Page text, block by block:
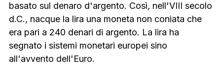
basato sul denaro d'argento. Così, nell'VIII secolo
d.C., nacque la lira una moneta non coniata che
era pari a 240 denari di argento. La lira ha
segnato i sistemi monetari europei sino
all'avvento dell'Euro.